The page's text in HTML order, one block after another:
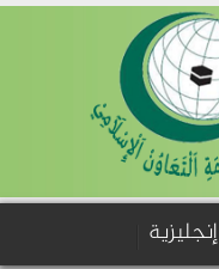
إنجليزية